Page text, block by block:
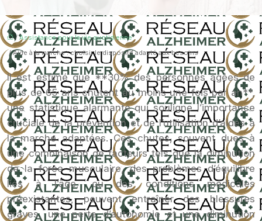
/Assistance pour la vie quotidienne
/ Aide à la marche : choisir le dispositif adapté aux besoins
Il est estimé que **30% des personnes âgées de
plus de 65 ans chutent au moins une fois par an**,
une statistique alarmante qui souligne l’importance
cruciale de la prévention et de l’utilisation d’aides à
la marche adaptées. Ces chutes, souvent dues à
une combinaison de facteurs tels que la diminution
de la force musculaire, des problèmes d’équilibre
liés à l’âge, ou des conditions médicales
préexistantes, peuvent entraîner des blessures
graves, une perte d’autonomie et une diminution